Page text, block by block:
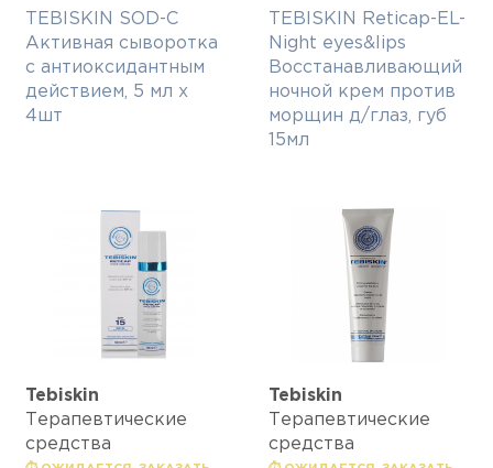
TEBISKIN SOD-C
Активная сыворотка
с антиоксидантным
действием, 5 мл x
4шт
TEBISKIN Reticap-EL-
Night eyes&lips
Восстанавливающий
ночной крем против
морщин д/глаз, губ
15мл
Tebiskin
Терапевтические
средства
Tebiskin
Терапевтические
средства